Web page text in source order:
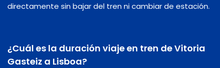
directamente sin bajar del tren ni cambiar de estación.
¿Cuál es la duración viaje en tren de Vitoria
Gasteiz a Lisboa?